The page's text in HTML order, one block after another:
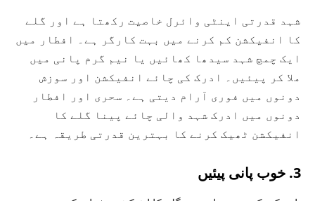
شہد قدرتی اینٹی وائرل خاصیت رکھتا ہے اور گلے
کا انفیکشن کم کرنے میں بہت کارگر ہے۔ افطار میں
ایک چمچ شہد سیدھا کھائیں یا نیم گرم پانی میں
ملا کر پیئیں۔ ادرک کی چائے انفیکشن اور سوزش
دونوں میں فوری آرام دیتی ہے۔ سحری اور افطار
دونوں میں ادرک شہد والی چائے پینا گلے کا
انفیکشن ٹھیک کرنے کا بہترین قدرتی طریقہ ہے۔
3. خوب پانی پیئیں